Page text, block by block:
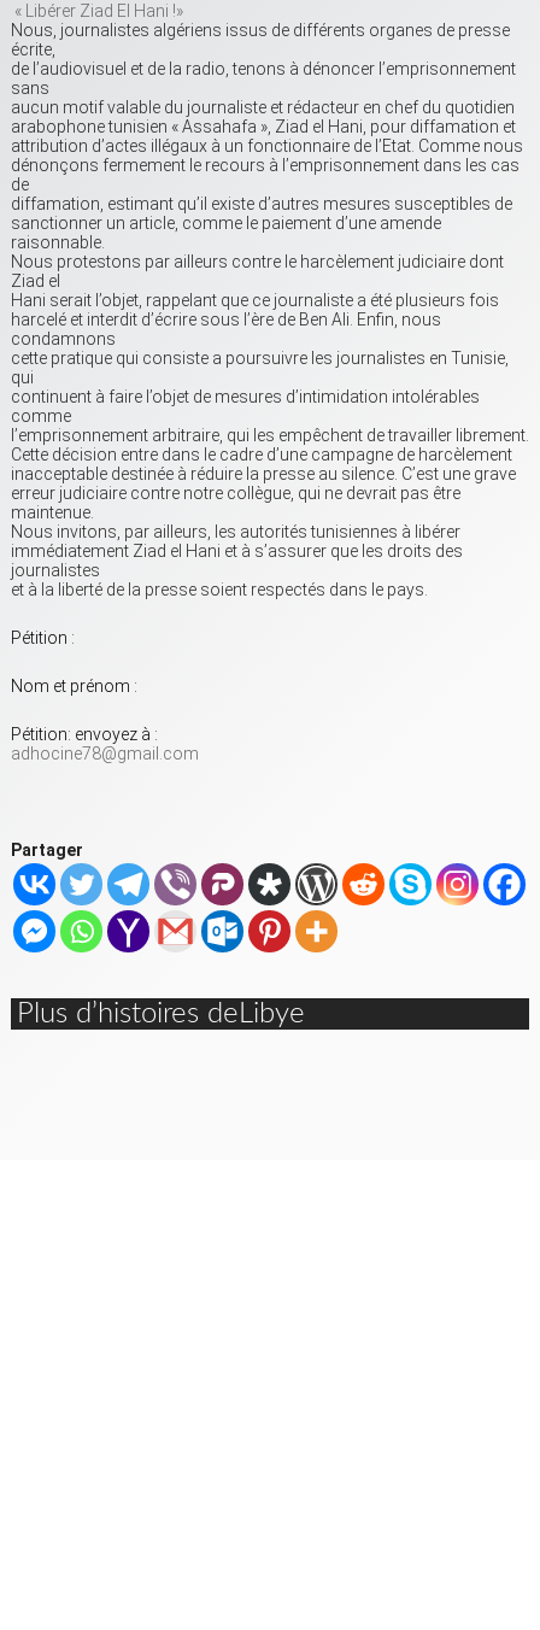
« Libérer Ziad El Hani !»
Nous, journalistes algériens issus de différents organes de presse
écrite,
de l’audiovisuel et de la radio, tenons à dénoncer l’emprisonnement
sans
aucun motif valable du journaliste et rédacteur en chef du quotidien
arabophone tunisien « Assahafa », Ziad el Hani, pour diffamation et
attribution d’actes illégaux à un fonctionnaire de l’Etat. Comme nous
dénonçons fermement le recours à l’emprisonnement dans les cas
de
diffamation, estimant qu’il existe d’autres mesures susceptibles de
sanctionner un article, comme le paiement d’une amende
raisonnable.
Nous protestons par ailleurs contre le harcèlement judiciaire dont
Ziad el
Hani serait l’objet, rappelant que ce journaliste a été plusieurs fois
harcelé et interdit d’écrire sous l’ère de Ben Ali. Enfin, nous
condamnons
cette pratique qui consiste a poursuivre les journalistes en Tunisie,
qui
continuent à faire l’objet de mesures d’intimidation intolérables
comme
l’emprisonnement arbitraire, qui les empêchent de travailler librement.
Cette décision entre dans le cadre d’une campagne de harcèlement
inacceptable destinée à réduire la presse au silence. C’est une grave
erreur judiciaire contre notre collègue, qui ne devrait pas être
maintenue.
Nous invitons, par ailleurs, les autorités tunisiennes à libérer
immédiatement Ziad el Hani et à s’assurer que les droits des
journalistes
et à la liberté de la presse soient respectés dans le pays.
Pétition :
Nom et prénom :
Pétition: envoyez à :
adhocine78@gmail.com
Partager
Plus d’histoires deLibye